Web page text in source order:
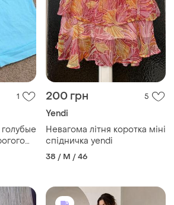
1 200 грн 5
Yendi
Невагома літня коротка міні
спідничка yendi
38 / M / 46